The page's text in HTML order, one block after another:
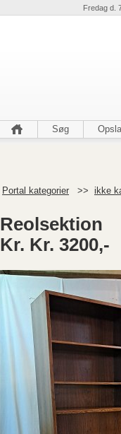
Fredag d.
Søg
Portal kategorier
>> ikke
Reolsektion
Kr. Kr. 3200,-